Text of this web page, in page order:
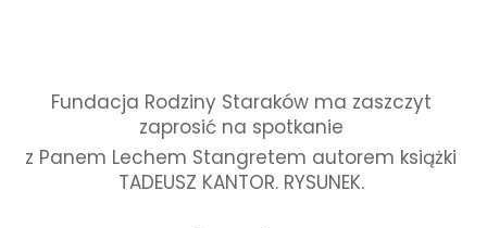
Fundacja Rodziny Staraków ma zaszczyt
zaprosić na spotkanie
z Panem Lechem Stangretem autorem książki
TADEUSZ KANTOR. RYSUNEK.